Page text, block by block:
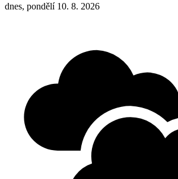
dnes, pondělí 10. 8. 2026